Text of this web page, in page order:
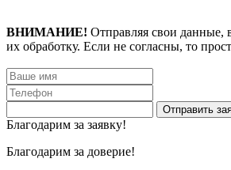
ВНИМАНИЕ! Отправляя свои данные,
их обработку. Если не согласны, то
Благодарим за заявку!
Благодарим за доверие!